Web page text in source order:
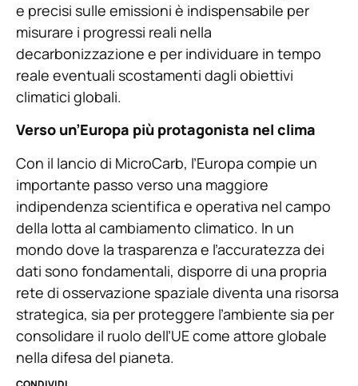
e precisi sulle emissioni è indispensabile per
misurare i progressi reali nella
decarbonizzazione e per individuare in tempo
reale eventuali scostamenti dagli obiettivi
climatici globali.
Verso un’Europa più protagonista nel clima
Con il lancio di MicroCarb, l’Europa compie un
importante passo verso una maggiore
indipendenza scientifica e operativa nel campo
della lotta al cambiamento climatico. In un
mondo dove la trasparenza e l’accuratezza dei
dati sono fondamentali, disporre di una propria
rete di osservazione spaziale diventa una risorsa
strategica, sia per proteggere l’ambiente sia per
consolidare il ruolo dell’UE come attore globale
nella difesa del pianeta.